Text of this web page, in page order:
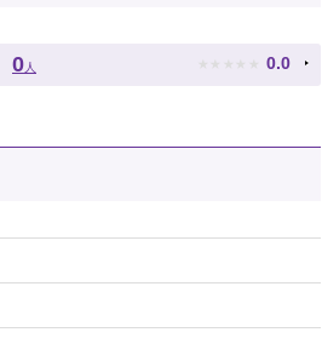
0 人 ★ ★ ★ ★ ★ 0.0